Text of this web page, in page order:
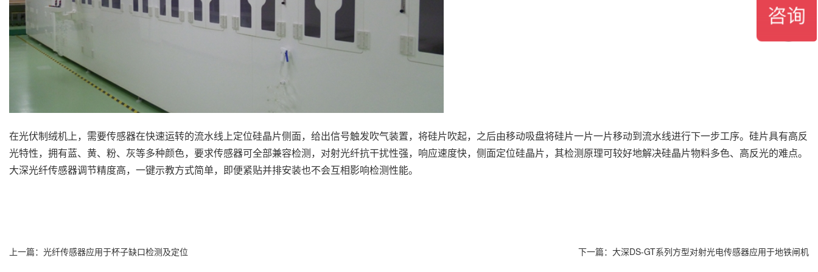
在光伏制绒机上，需要传感器在快速运转的流水线上定位硅晶片侧面，给出信号触发吹气装置，将硅片吹起，之后由移动吸盘将硅片一片一片移动到流水线进行下一步工序。硅片具有高反
光特性，拥有蓝、黄、粉、灰等多种颜色，要求传感器可全部兼容检测，对射光纤抗干扰性强，响应速度快，侧面定位硅晶片，其检测原理可较好地解决硅晶片物料多色、高反光的难点。
大深光纤传感器调节精度高，一键示教方式简单，即便紧贴并排安装也不会互相影响检测性能。
上一篇： 光纤传感器应用于杯子缺口检测及定位 下一篇： 大深DS-GT系列方型对射光电传感器应用于地铁闸机